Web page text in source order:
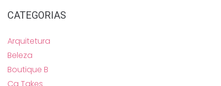
CATEGORIAS
Arquitetura
Beleza
Boutique B
Ca Takes